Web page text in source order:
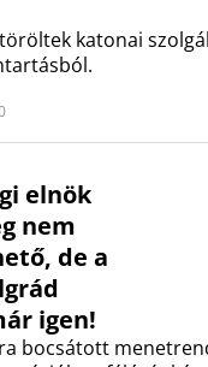
katonai
elnök
nem
de a
igen!
bocsátott